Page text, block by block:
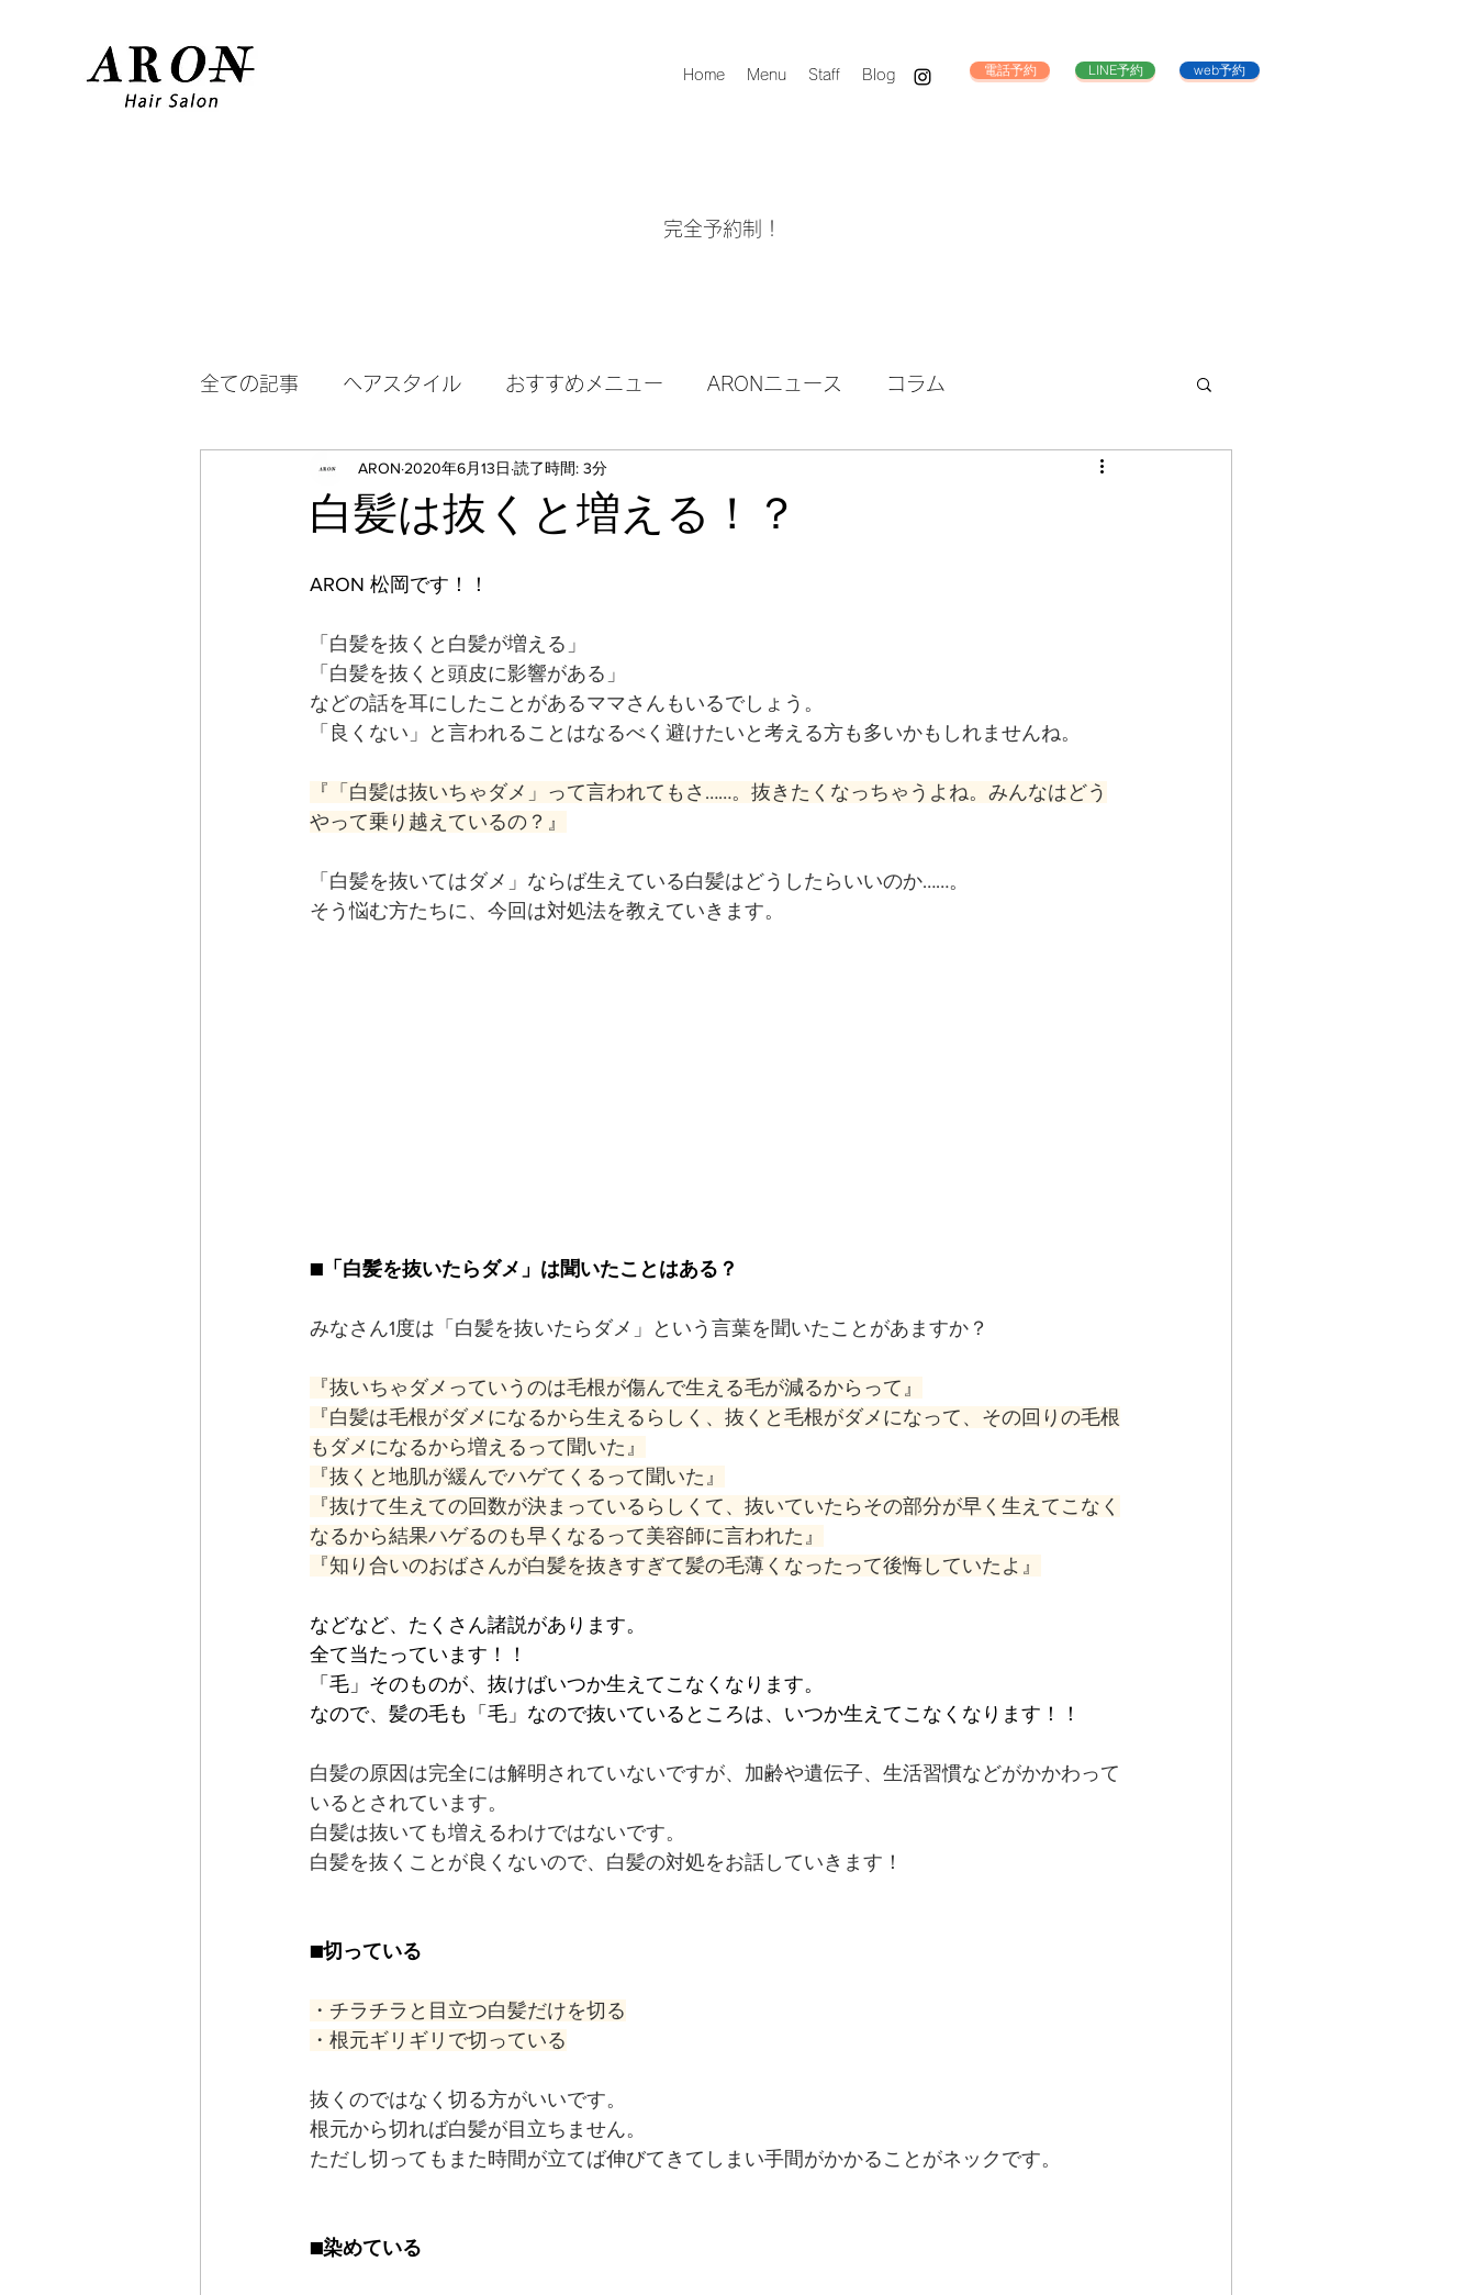
Home Menu Staff Blog 電話予約 LINE予約 web予約
完全予約制！
全ての記事 ヘアスタイル おすすめメニュー ARONニュース コラム
白髪は抜くと増える！？
ARON 2020年6月13日 読了時間: 3分
ARON 松岡です！！
「白髪を抜くと白髪が増える」
「白髪を抜くと頭皮に影響がある」
などの話を耳にしたことがあるママさんもいるでしょう。
「良くない」と言われることはなるべく避けたいと考える方も多いかもしれませんね。
『「白髪は抜いちゃダメ」って言われてもさ……。抜きたくなっちゃうよね。みんなはどう
やって乗り越えているの？』
「白髪を抜いてはダメ」ならば生えている白髪はどうしたらいいのか……。
そう悩む方たちに、今回は対処法を教えていきます。
■「白髪を抜いたらダメ」は聞いたことはある？
みなさん1度は「白髪を抜いたらダメ」という言葉を聞いたことがあますか？
『抜いちゃダメっていうのは毛根が傷んで生える毛が減るからって』
『白髪は毛根がダメになるから生えるらしく、抜くと毛根がダメになって、その回りの毛根
もダメになるから増えるって聞いた』
『抜くと地肌が緩んでハゲてくるって聞いた』
『抜けて生えての回数が決まっているらしくて、抜いていたらその部分が早く生えてこなく
なるから結果ハゲるのも早くなるって美容師に言われた』
『知り合いのおばさんが白髪を抜きすぎて髪の毛薄くなったって後悔していたよ』
などなど、たくさん諸説があります。
全て当たっています！！
「毛」そのものが、抜けばいつか生えてこなくなります。
なので、髪の毛も「毛」なので抜いているところは、いつか生えてこなくなります！！
白髪の原因は完全には解明されていないですが、加齢や遺伝子、生活習慣などがかかわって
いるとされています。
白髪は抜いても増えるわけではないです。
白髪を抜くことが良くないので、白髪の対処をお話していきます！
■切っている
・チラチラと目立つ白髪だけを切る
・根元ギリギリで切っている
抜くのではなく切る方がいいです。
根元から切れば白髪が目立ちません。
ただし切ってもまた時間が立てば伸びてきてしまい手間がかかることがネックです。
■染めている